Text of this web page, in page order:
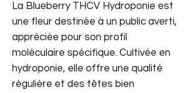
La Blueberry THCV Hydroponie est
une fleur destinée à un public averti,
appréciée pour son profil
moléculaire spécifique. Cultivée en
hydroponie, elle offre une qualité
régulière et des têtes bien